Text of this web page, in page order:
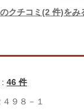
クチコミ(2 件)をみ
: 46 件
９８－１